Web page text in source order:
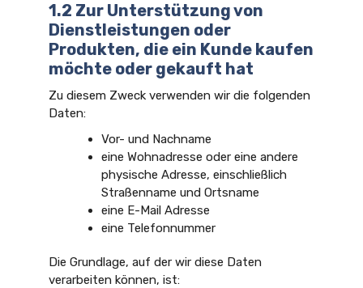
1.2 Zur Unterstützung von
Dienstleistungen oder
Produkten, die ein Kunde kaufen
möchte oder gekauft hat
Zu diesem Zweck verwenden wir die folgenden
Daten:
Vor- und Nachname
eine Wohnadresse oder eine andere
physische Adresse, einschließlich
Straßenname und Ortsname
eine E-Mail Adresse
eine Telefonnummer
Die Grundlage, auf der wir diese Daten
verarbeiten können, ist: